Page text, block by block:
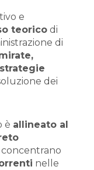
e
teorico di
di
dei
è allineato al
concentrano
nelle